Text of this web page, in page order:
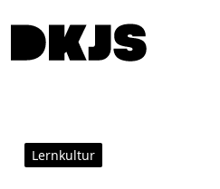
Lernkultur